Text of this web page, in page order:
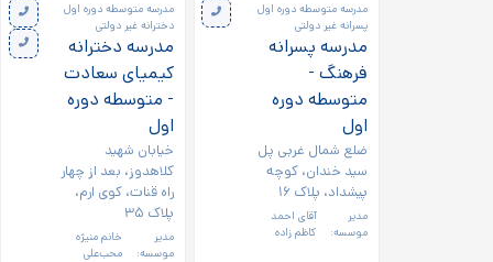
مدرسه متوسطه دوره اول
پسرانه غیر دولتی
مدرسه پسرانه
فرهنگ -
متوسطه دوره
اول
ضلع شمال غربی پل
سید خندان، کوچه
پیشداد، پلاک ۱۶
مدیر
موسسه:
آقای احمد
کاظم زاده
مدرسه متوسطه دوره اول
دخترانه غیر دولتی
مدرسه دخترانه
کیمیای سعادت
- متوسطه دوره
اول
خیابان شهید
کلاهدوز، بعد از چهار
راه قنات، کوی ارم،
پلاک ۳۵
مدیر
موسسه:
خانم منیژه
محب‌علی